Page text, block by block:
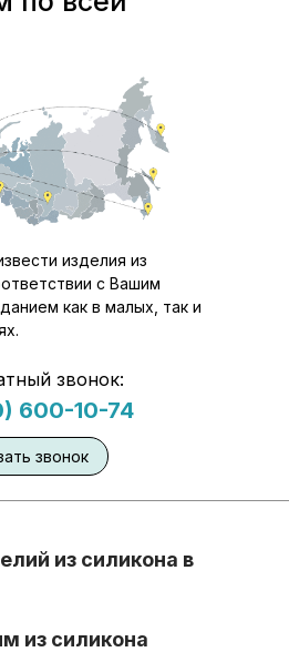
изделия из
с Вашим
как в малых, так и
звонок:
600-10-74
звонок
из силикона в
из силикона